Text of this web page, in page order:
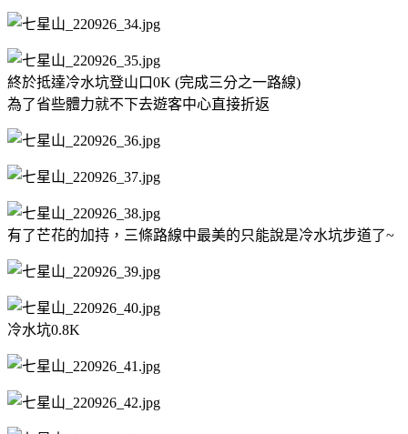
終於抵達冷水坑登山口0K (完成三分之一路線)
為了省些體力就不下去遊客中心直接折返
有了芒花的加持，三條路線中最美的只能說是冷水坑步道了~
冷水坑0.8K